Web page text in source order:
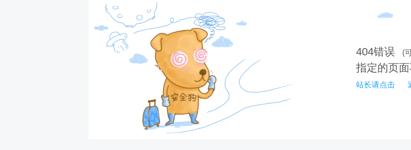
404错误 (
指定的页
站长请点击